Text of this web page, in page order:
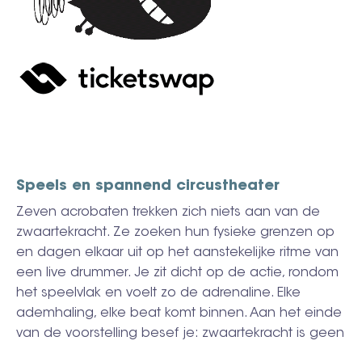
Speels en spannend circustheater
Zeven acrobaten trekken zich niets aan van de
zwaartekracht. Ze zoeken hun fysieke grenzen op
en dagen elkaar uit op het aanstekelijke ritme van
een live drummer. Je zit dicht op de actie, rondom
het speelvlak en voelt zo de adrenaline. Elke
ademhaling, elke beat komt binnen. Aan het einde
van de voorstelling besef je: zwaartekracht is geen